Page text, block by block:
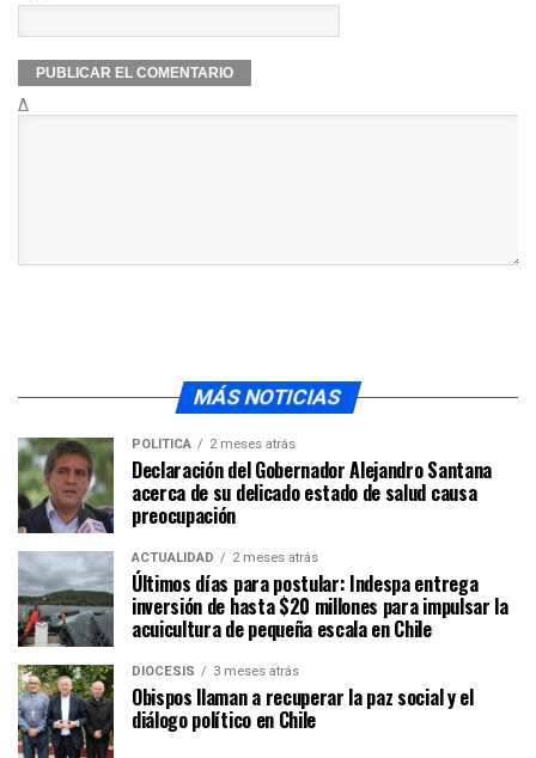
Δ
MÁS NOTICIAS
POLÍTICA 2 meses atrás
Declaración del Gobernador Alejandro Santana
acerca de su delicado estado de salud causa
preocupación
ACTUALIDAD 2 meses atrás
Últimos días para postular: Indespa entrega
inversión de hasta $20 millones para impulsar la
acuicultura de pequeña escala en Chile
DIÓCESIS 3 meses atrás
Obispos llaman a recuperar la paz social y el
diálogo político en Chile